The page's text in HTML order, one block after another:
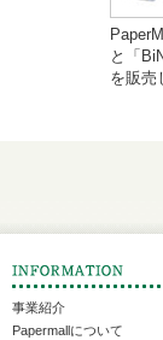
と「
を販売
事業紹介
Papermallについて